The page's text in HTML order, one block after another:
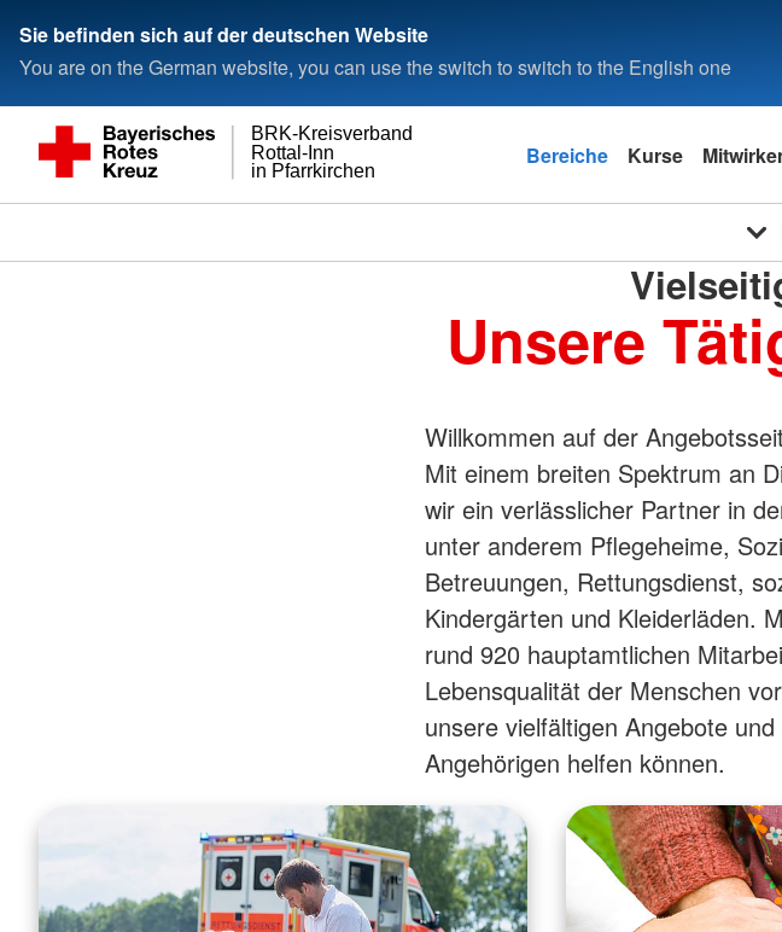
Sie befinden sich auf der deutschen Website
You are on the German website, you can use the switch to switch to the English one
in Pfarrkirchen
Rottal-Inn
BRK-Kreisverband
Bereiche Kurse
Unsere
Willkommen auf der
Mit einem breiten Spektrum an
wir ein verlässlicher Partner in
unter anderem Pflegeheime,
Betreuungen, Rettungsdienst,
Kindergärten und Kleiderläden.
rund 920 hauptamtlichen
Lebensqualität der Menschen
unsere vielfältigen Angebote
Angehörigen helfen können.